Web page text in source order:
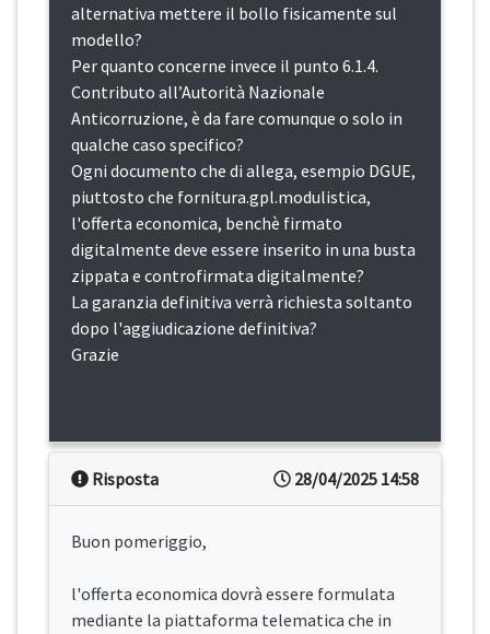
alternativa mettere il bollo fisicamente sul
modello?
Per quanto concerne invece il punto 6.1.4.
Contributo all’Autorità Nazionale
Anticorruzione, è da fare comunque o solo in
qualche caso specifico?
Ogni documento che di allega, esempio DGUE,
piuttosto che fornitura.gpl.modulistica,
l'offerta economica, benchè firmato
digitalmente deve essere inserito in una busta
zippata e controfirmata digitalmente?
La garanzia definitiva verrà richiesta soltanto
dopo l'aggiudicazione definitiva?
Grazie
28/04/2025 14:58
Risposta
Buon pomeriggio,
l'offerta economica dovrà essere formulata
mediante la piattaforma telematica che in